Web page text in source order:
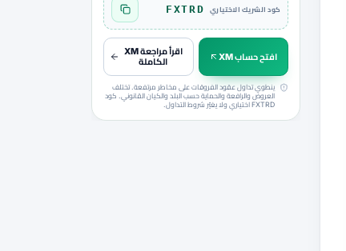
كود الشريك الاختياري FXTRD نسخ الكود FXTRD
افتح حساب XM
اقرأ مراجعة XM
الكاملة
ينطوي تداول عقود الفروقات على مخاطر مرتفعة. تختلف
العروض والرافعة والحماية حسب البلد والكيان القانوني. كود
FXTRD اختياري ولا يغيّر شروط التداول.